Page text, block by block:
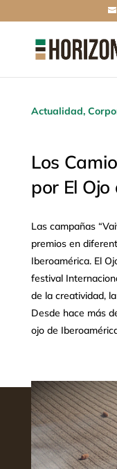
Actualidad,
Los
por El
Las campañas
premios en
Iberoamérica. El
festival
de la creatividad,
Desde hace más
ojo de